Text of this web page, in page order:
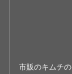
市販のキムチ